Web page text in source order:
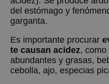
del estómago y
garganta.
Es importante procurar
te causan acidez,
abundantes y grasas,
cebolla, ajo, especias